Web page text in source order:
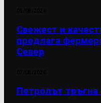
Свежест и
предлага
Север
Петролът тръгна